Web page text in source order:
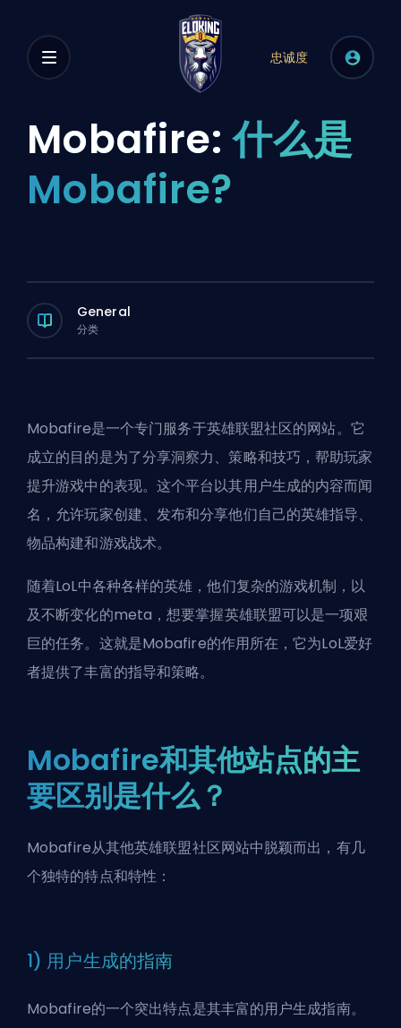
忠诚度
Mobafire: 什么是
Mobafire?
General
分类
Mobafire是一个专门服务于英雄联盟社区的网站。它
成立的目的是为了分享洞察力、策略和技巧，帮助玩家
提升游戏中的表现。这个平台以其用户生成的内容而闻
名，允许玩家创建、发布和分享他们自己的英雄指导、
物品构建和游戏战术。
随着LoL中各种各样的英雄，他们复杂的游戏机制，以
及不断变化的meta，想要掌握英雄联盟可以是一项艰
巨的任务。这就是Mobafire的作用所在，它为LoL爱好
者提供了丰富的指导和策略。
Mobafire和其他站点的主
要区别是什么？
Mobafire从其他英雄联盟社区网站中脱颖而出，有几
个独特的特点和特性：
1) 用户生成的指南
Mobafire的一个突出特点是其丰富的用户生成指南。